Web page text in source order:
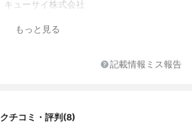
キューサイ株式会社
もっと見る
記載情報ミス報告
クチコミ・評判(8)